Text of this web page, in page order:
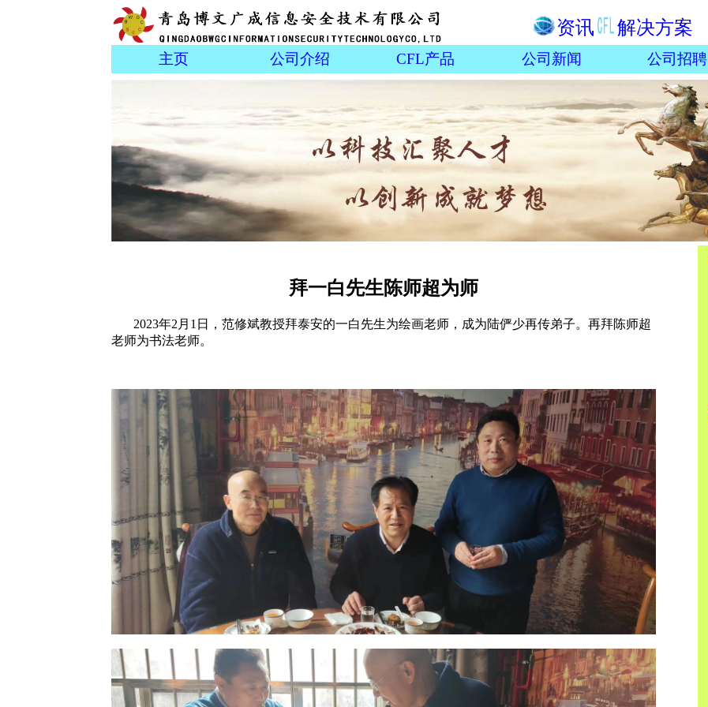
资讯 解决方案
主页 公司介绍 CFL产品 公司新闻 公司招聘
拜一白先生陈师超为师
2023年2月1日，范修斌教授拜泰安的一白先生为绘画老师，成为陆俨少再传弟子。再拜陈师超
老师为书法老师。